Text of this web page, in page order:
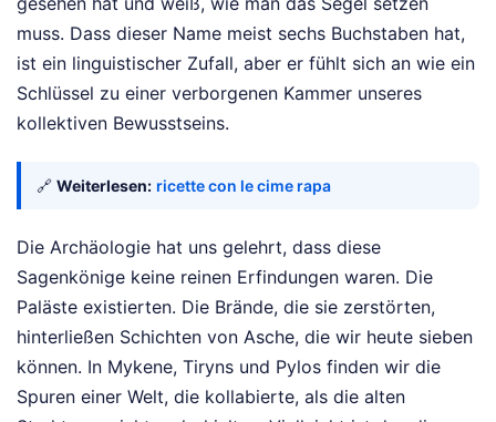
muss. Dass dieser Name meist sechs Buchstaben hat,
ist ein linguistischer Zufall, aber er fühlt sich an wie ein
Schlüssel zu einer verborgenen Kammer unseres
kollektiven Bewusstseins.
🔗 Weiterlesen: ricette con le cime rapa
Die Archäologie hat uns gelehrt, dass diese
Sagenkönige keine reinen Erfindungen waren. Die
Paläste existierten. Die Brände, die sie zerstörten,
hinterließen Schichten von Asche, die wir heute sieben
können. In Mykene, Tiryns und Pylos finden wir die
Spuren einer Welt, die kollabierte, als die alten